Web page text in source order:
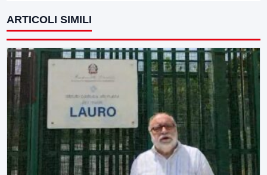
ARTICOLI SIMILI